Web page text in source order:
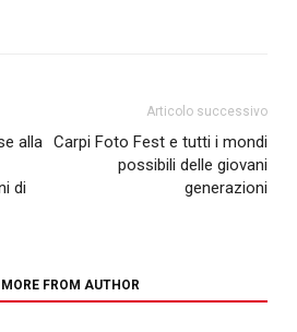
alla
di
Articolo successivo
Carpi Foto Fest e tutti i mondi
possibili delle giovani
generazioni
MORE FROM AUTHOR